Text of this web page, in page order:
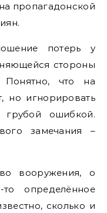
пропагадонской
потерь у
стороны
что на
но игнорировать
ошибкой.
замечания –
вооружения, о
определённое
сколько и